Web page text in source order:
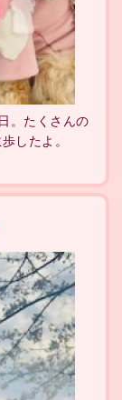
。たくさんの
したよ。